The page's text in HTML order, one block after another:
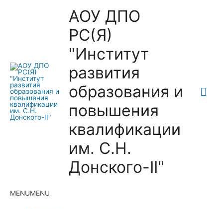
АОУ ДПО
РС(Я)
"Институт
развития
образования и
повышения
квалификации
им. С.Н.
Донского-II"
MENUMENU